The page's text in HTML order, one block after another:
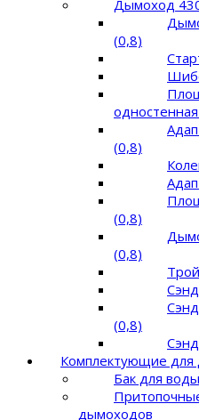
Дымоход
(0,8)
(0,8)
(0,8)
(0,8)
(0,8)
Комплектующие для
Бак для
дымоходов